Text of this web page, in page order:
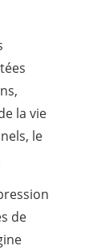
la vie
le
de